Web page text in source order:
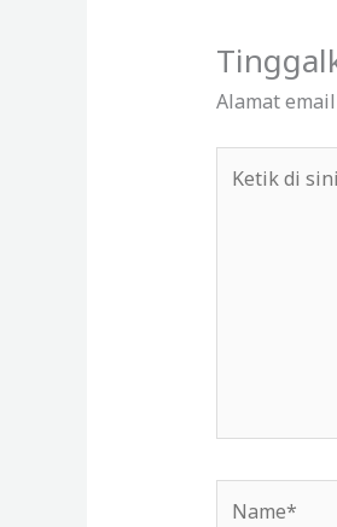
Alamat